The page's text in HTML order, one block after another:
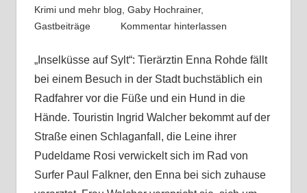
Krimi und mehr blog, Gaby Hochrainer,
Gastbeiträge
Kommentar hinterlassen
„Inselküsse auf Sylt“: Tierärztin Enna Rohde fällt
bei einem Besuch in der Stadt buchstäblich ein
Radfahrer vor die Füße und ein Hund in die
Hände. Touristin Ingrid Walcher bekommt auf der
Straße einen Schlaganfall, die Leine ihrer
Pudeldame Rosi verwickelt sich im Rad von
Surfer Paul Falkner, den Enna bei sich zuhause